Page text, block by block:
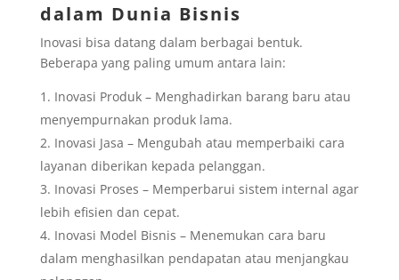
dalam Dunia Bisnis
Inovasi bisa datang dalam berbagai bentuk.
Beberapa yang paling umum antara lain:
Inovasi Produk – Menghadirkan barang baru atau
menyempurnakan produk lama.
Inovasi Jasa – Mengubah atau memperbaiki cara
layanan diberikan kepada pelanggan.
Inovasi Proses – Memperbarui sistem internal agar
lebih efisien dan cepat.
Inovasi Model Bisnis – Menemukan cara baru
dalam menghasilkan pendapatan atau menjangkau